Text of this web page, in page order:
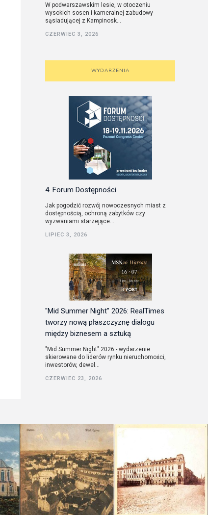
W podwarszawskim lesie, w otoczeniu
wysokich sosen i kameralnej zabudowy
sąsiadującej z Kampinosk...
CZERWIEC 3, 2026
WYDARZENIA
4. Forum Dostępności
Jak pogodzić rozwój nowoczesnych miast z
dostępnością, ochroną zabytków czy
wyzwaniami starzejące...
LIPIEC 3, 2026
"Mid Summer Night" 2026: RealTimes
tworzy nową płaszczyznę dialogu
między biznesem a sztuką
"Mid Summer Night" 2026 - wydarzenie
skierowane do liderów rynku nieruchomości,
inwestorów, dewel...
CZERWIEC 23, 2026